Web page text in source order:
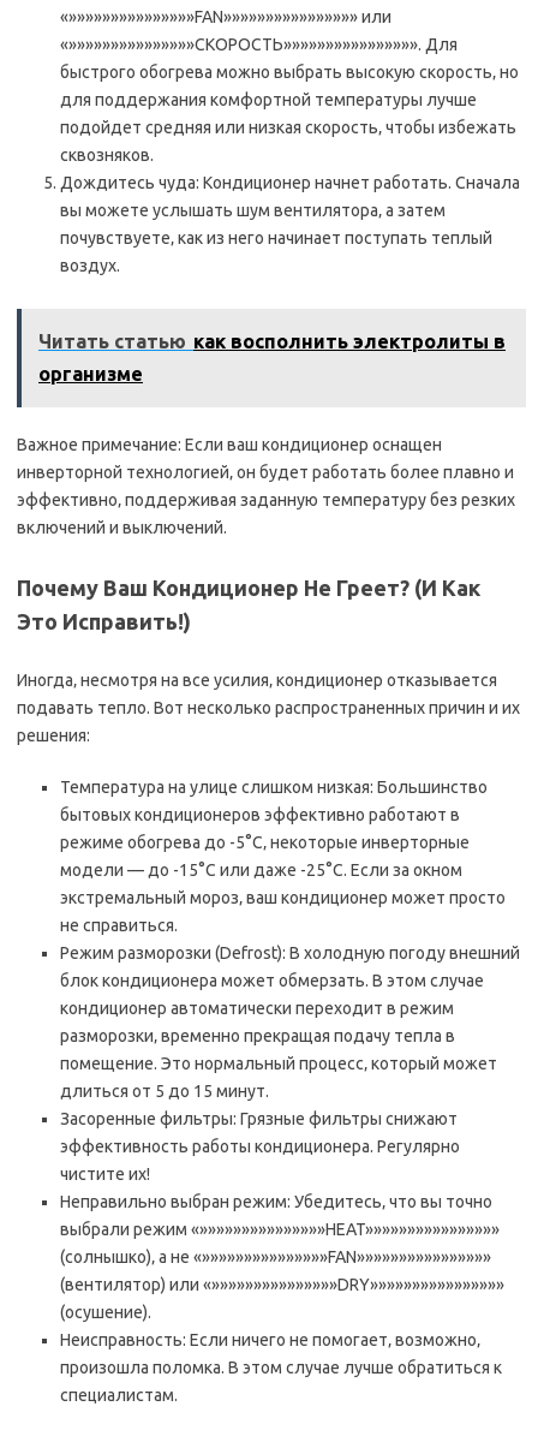
«»»»»»»»»»»»»»»»FAN»»»»»»»»»»»»»»»» или
«»»»»»»»»»»»»»»»СКОРОСТЬ»»»»»»»»»»»»»»»». Для
быстрого обогрева можно выбрать высокую скорость‚ но
для поддержания комфортной температуры лучше
подойдет средняя или низкая скорость‚ чтобы избежать
сквозняков.
Дождитесь чуда: Кондиционер начнет работать. Сначала
вы можете услышать шум вентилятора‚ а затем
почувствуете‚ как из него начинает поступать теплый
воздух.
Читать статью как восполнить электролиты в
организме
Важное примечание: Если ваш кондиционер оснащен
инверторной технологией‚ он будет работать более плавно и
эффективно‚ поддерживая заданную температуру без резких
включений и выключений.
Почему Ваш Кондиционер Не Греет? (И Как
Это Исправить!)
Иногда‚ несмотря на все усилия‚ кондиционер отказывается
подавать тепло. Вот несколько распространенных причин и их
решения:
Температура на улице слишком низкая: Большинство
бытовых кондиционеров эффективно работают в
режиме обогрева до -5°C‚ некоторые инверторные
модели — до -15°C или даже -25°C. Если за окном
экстремальный мороз‚ ваш кондиционер может просто
не справиться.
Режим разморозки (Defrost): В холодную погоду внешний
блок кондиционера может обмерзать. В этом случае
кондиционер автоматически переходит в режим
разморозки‚ временно прекращая подачу тепла в
помещение. Это нормальный процесс‚ который может
длиться от 5 до 15 минут.
Засоренные фильтры: Грязные фильтры снижают
эффективность работы кондиционера. Регулярно
чистите их!
Неправильно выбран режим: Убедитесь‚ что вы точно
выбрали режим «»»»»»»»»»»»»»»»HEAT»»»»»»»»»»»»»»»»
(солнышко)‚ а не «»»»»»»»»»»»»»»»FAN»»»»»»»»»»»»»»»»
(вентилятор) или «»»»»»»»»»»»»»»»DRY»»»»»»»»»»»»»»»»
(осушение).
Неисправность: Если ничего не помогает‚ возможно‚
произошла поломка. В этом случае лучше обратиться к
специалистам.